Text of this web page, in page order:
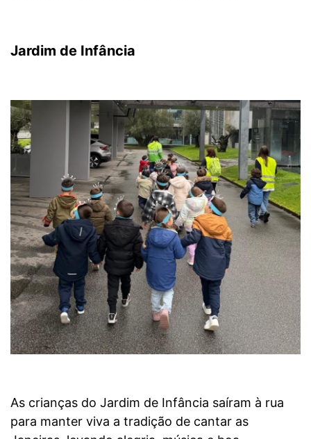
Jardim de Infância
As crianças do Jardim de Infância saíram à rua
para manter viva a tradição de cantar as